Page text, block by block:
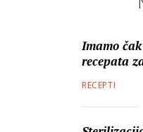
Imamo
recepata
RECEPTI